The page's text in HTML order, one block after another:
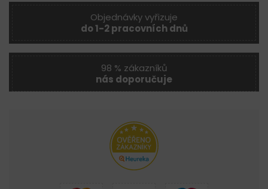
Objednávky vyřizuje
do 1-2 pracovních dnů
98 % zákazníků
nás doporučuje